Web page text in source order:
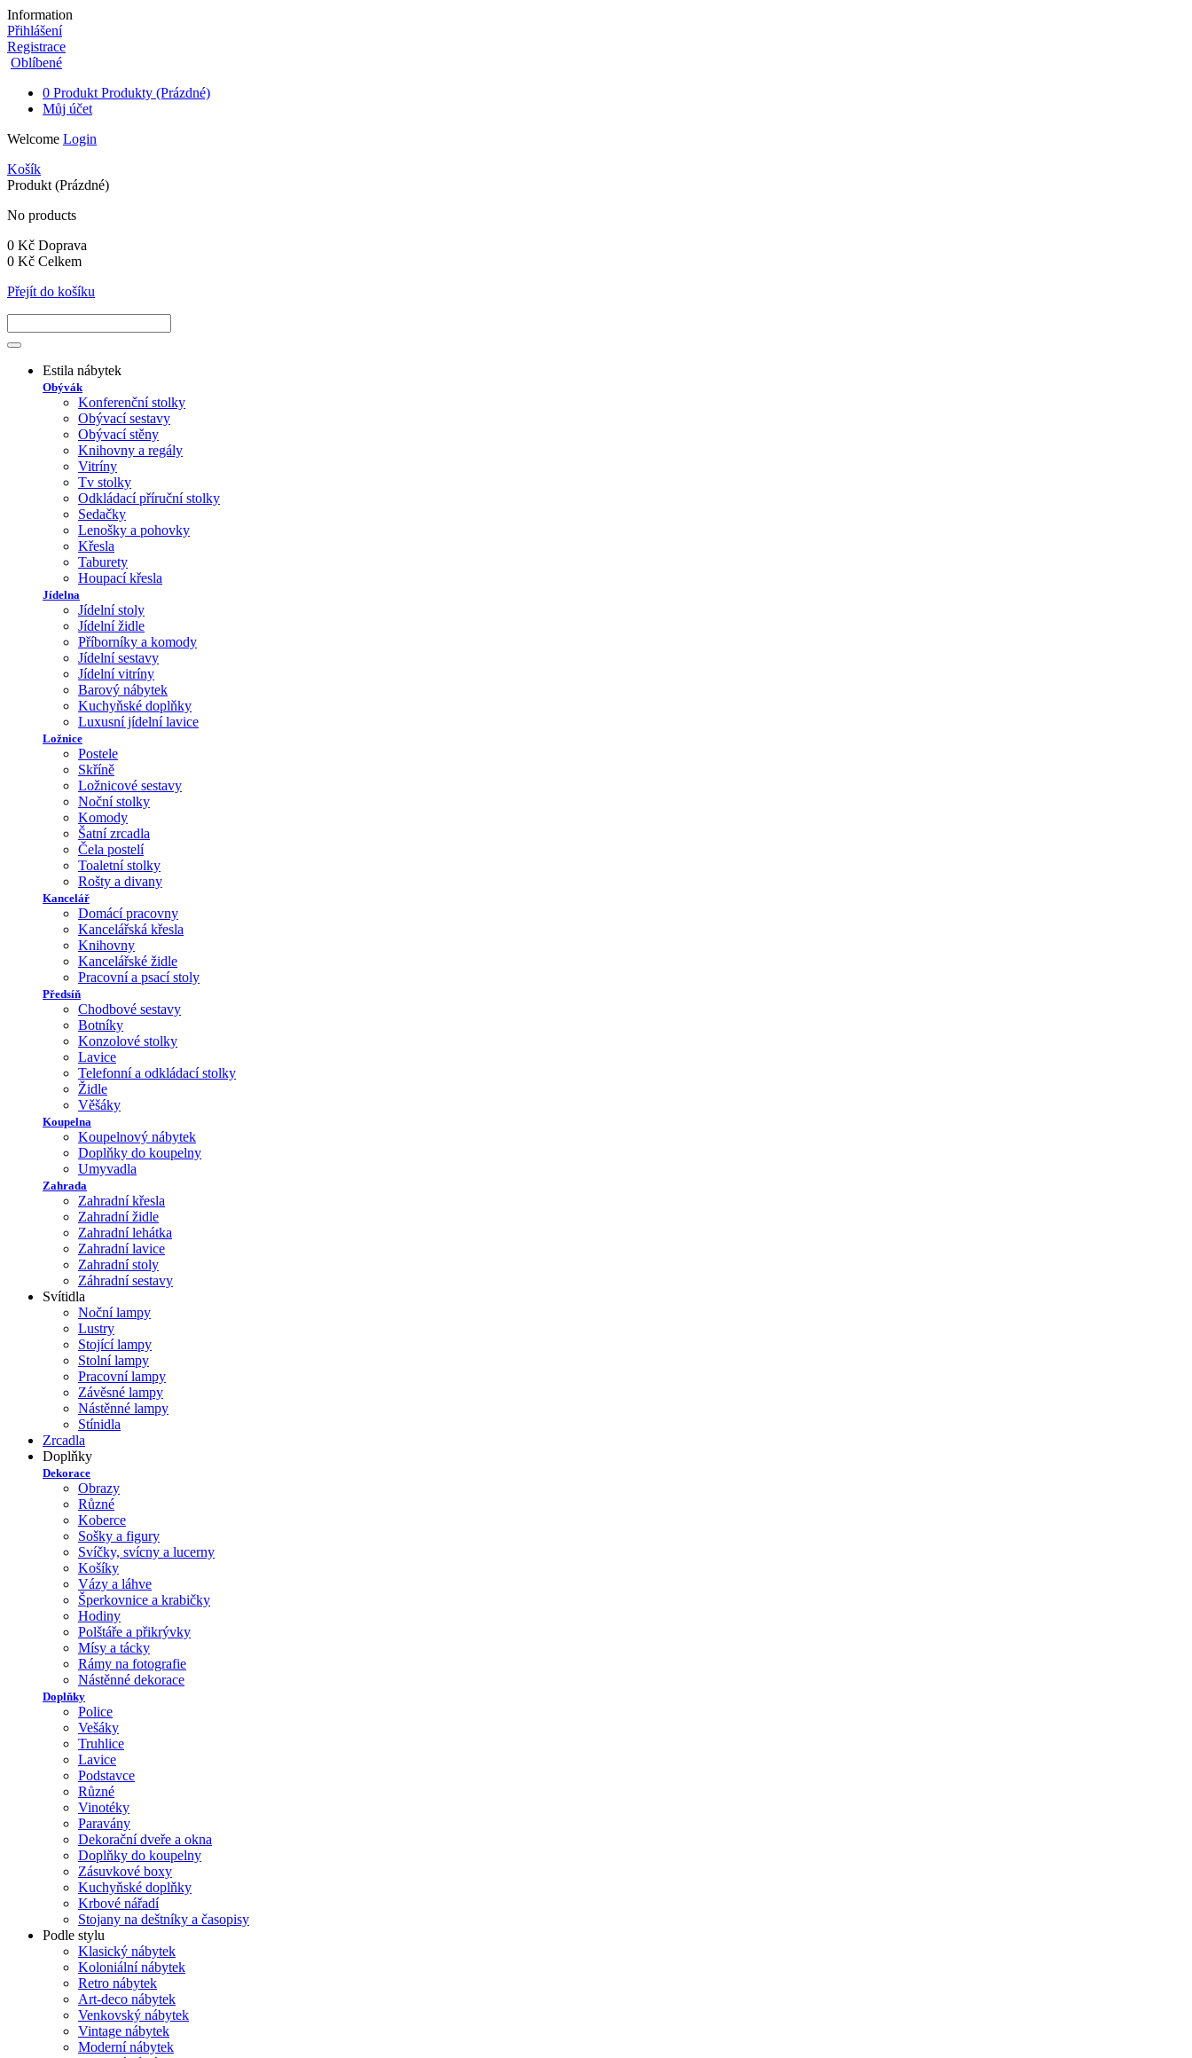
Information
Přihlášení
Registrace
Oblíbené
0 Produkt Produkty (Prázdné)
Můj účet
Welcome Login
Košík
Produkt (Prázdné)
No products
0 Kč Doprava
0 Kč Celkem
Přejít do košíku
Estila nábytek
Obývák
Konferenční stolky
Obývací sestavy
Obývací stěny
Knihovny a regály
Vitríny
Tv stolky
Odkládací příruční stolky
Sedačky
Lenošky a pohovky
Křesla
Taburety
Houpací křesla
Jídelna
Jídelní stoly
Jídelní židle
Příborníky a komody
Jídelní sestavy
Jídelní vitríny
Barový nábytek
Kuchyňské doplňky
Luxusní jídelní lavice
Ložnice
Postele
Skříně
Ložnicové sestavy
Noční stolky
Komody
Šatní zrcadla
Čela postelí
Toaletní stolky
Rošty a divany
Kancelář
Domácí pracovny
Kancelářská křesla
Knihovny
Kancelářské židle
Pracovní a psací stoly
Předsíň
Chodbové sestavy
Botníky
Konzolové stolky
Lavice
Telefonní a odkládací stolky
Židle
Věšáky
Koupelna
Koupelnový nábytek
Doplňky do koupelny
Umyvadla
Zahrada
Zahradní křesla
Zahradní židle
Zahradní lehátka
Zahradní lavice
Zahradní stoly
Záhradní sestavy
Svítidla
Noční lampy
Lustry
Stojící lampy
Stolní lampy
Pracovní lampy
Závěsné lampy
Nástěnné lampy
Stínidla
Zrcadla
Doplňky
Dekorace
Obrazy
Různé
Koberce
Sošky a figury
Svíčky, svícny a lucerny
Košíky
Vázy a láhve
Šperkovnice a krabičky
Hodiny
Polštáře a přikrývky
Mísy a tácky
Rámy na fotografie
Nástěnné dekorace
Doplňky
Police
Vešáky
Truhlice
Lavice
Podstavce
Různé
Vinotéky
Paravány
Dekorační dveře a okna
Doplňky do koupelny
Zásuvkové boxy
Kuchyňské doplňky
Krbové nářadí
Stojany na deštníky a časopisy
Podle stylu
Klasický nábytek
Koloniální nábytek
Retro nábytek
Art-deco nábytek
Venkovský nábytek
Vintage nábytek
Moderní nábytek